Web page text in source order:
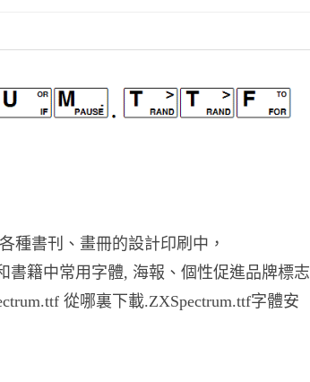
種書刊、畫冊的設計印刷中，
書籍中常用字體, 海報、個性促進品牌標志
從哪裏下載.ZXSpectrum.ttf字體安